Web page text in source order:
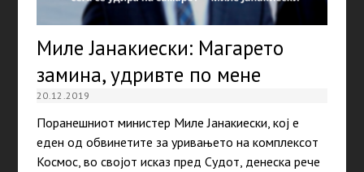
Миле Јанакиески: Магарето
замина, удривте по мене
20.12.2019
Поранешниот министер Миле Јанакиески, кој е
еден од обвинетите за уривањето на комплексот
Космос, во својот исказ пред Судот, денеска рече